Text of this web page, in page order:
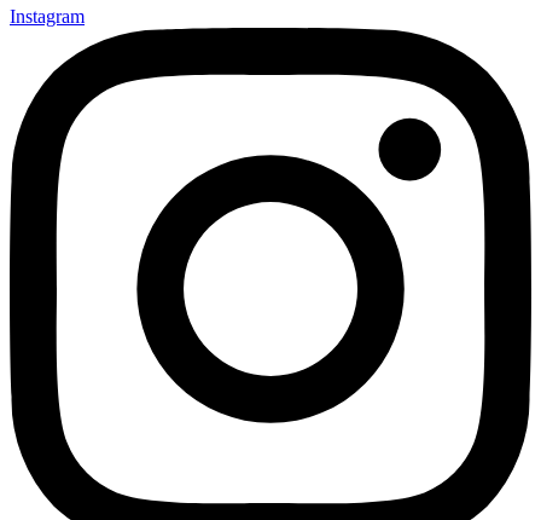
Instagram